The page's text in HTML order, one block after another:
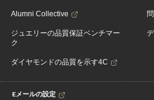
Alumni Collective
ジュエリーの品質保証ベンチマー
ク
ダイヤモンドの品質を示す4C
Eメールの設定